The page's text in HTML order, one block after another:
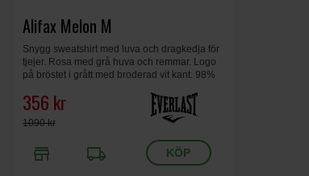
Alifax Melon M
Snygg sweatshirt med luva och dragkedja för
tjejer. Rosa med grå huva och remmar. Logo
på bröstet i grått med broderad vit kant. 98%
356 kr
1090 kr
store local_shipping